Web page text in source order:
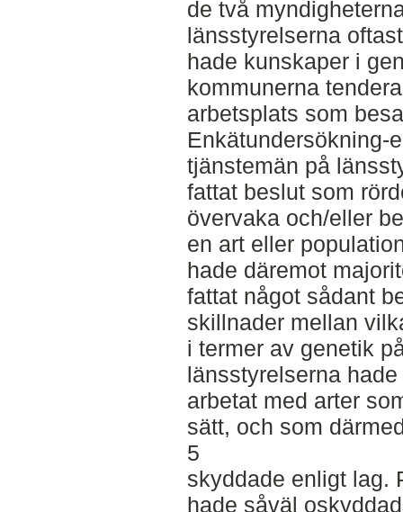
de två
länsstyrelserna
hade kunskaper i
kommunerna
arbetsplats som
Enkätundersökning-
tjänstemän på
fattat beslut som
övervaka och/eller
en art eller
hade däremot
fattat något sådant
skillnader mellan
i termer av genetik
länsstyrelserna
arbetat med arter
sätt, och som
5
skyddade enligt lag.
hade såväl